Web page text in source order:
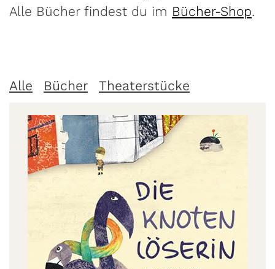
Alle Bücher findest du im Bücher-Shop.
Alle Bücher Theaterstücke